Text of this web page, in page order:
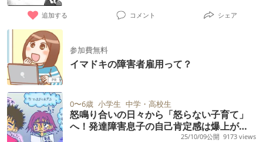
追加する コメント シェア
参加費無料
イマドキの障害者雇用って？
0〜6歳 小学生 中学・高校生
怒鳴り合いの日々から「怒らない子育て」
へ！発達障害息子の自己肯定感は爆上がり!?
25/10/09公開 9173 views